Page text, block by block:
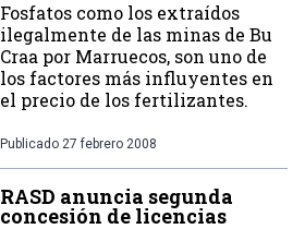
Fosfatos como los extraídos
ilegalmente de las minas de Bu
Craa por Marruecos, son uno de
los factores más influyentes en
el precio de los fertilizantes.
Publicado 27 febrero 2008
RASD anuncia segunda
concesión de licencias